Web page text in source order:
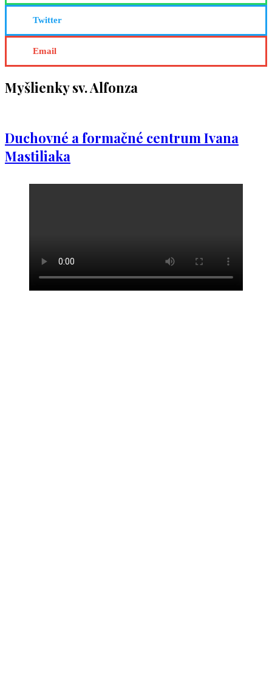
Twitter
Email
Myšlienky sv. Alfonza
Duchovné a formačné centrum Ivana
Mastiliaka